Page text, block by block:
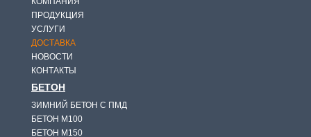
ПРОДУКЦИЯ
УСЛУГИ
ДОСТАВКА
НОВОСТИ
КОНТАКТЫ
БЕТОН
ЗИМНИЙ БЕТОН С ПМД
БЕТОН М100
БЕТОН М150